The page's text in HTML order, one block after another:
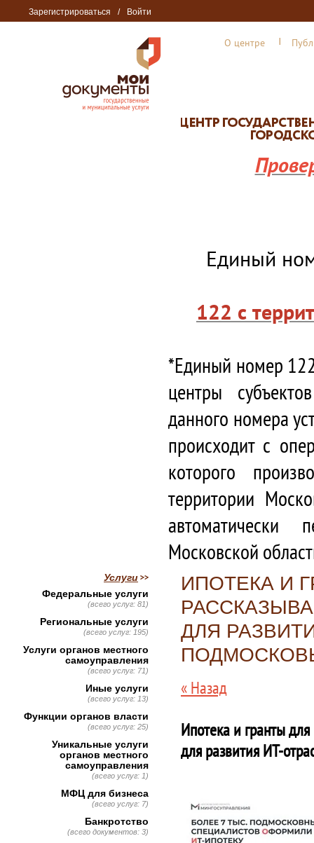
Зарегистрироваться / Войти
О центре
Единый
122 с
*Единый номер
центры
данного номера
происходит с
которого
территории
автоматически
Московской
ИПОТЕКА И
ДЛЯ
« Назад
Ипотека и гранты
для развития ИТ-
Услуги
Федеральные услуги
(всего услуг: 81)
Региональные услуги
(всего услуг: 195)
Услуги органов местного
самоуправления
(всего услуг: 71)
Иные услуги
(всего услуг: 13)
Функции органов власти
(всего услуг: 25)
Уникальные услуги
органов местного
самоуправления
(всего услуг: 1)
МФЦ для бизнеса
(всего услуг: 7)
Банкротство
(всего документов: 3)